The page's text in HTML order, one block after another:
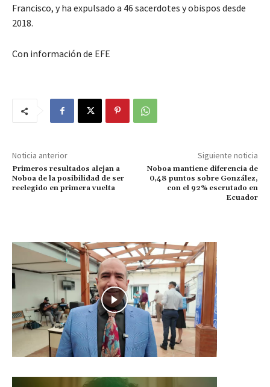
Francisco, y ha expulsado a 46 sacerdotes y obispos desde
2018.
Con información de EFE
Noticia anterior
Primeros resultados alejan a
Noboa de la posibilidad de ser
reelegido en primera vuelta
Siguiente noticia
Noboa mantiene diferencia de
0,48 puntos sobre González,
con el 92% escrutado en
Ecuador